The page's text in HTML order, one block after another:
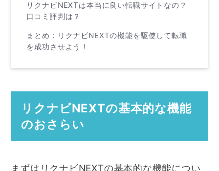
リクナビNEXTは本当に良い転職サイトなの？
口コミ評判は？
まとめ：リクナビNEXTの機能を駆使して転職
を成功させよう！
リクナビNEXTの基本的な機能
のおさらい
まずはリクナビNEXTの基本的な機能につい